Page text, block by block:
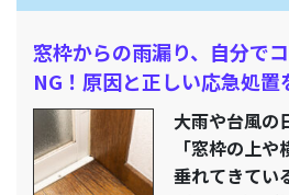
窓枠からの雨漏り、自分で
NG！原因と正しい応急処置
大雨や台風の
「窓枠の上
垂れてきてい